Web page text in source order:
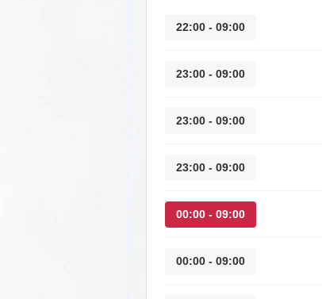
09:00 - 22:00
09:00 - 23:00
09:00 - 23:00
09:00 - 23:00
09:00 - 00:00
09:00 - 00:00